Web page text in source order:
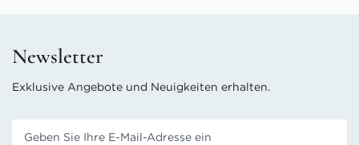
Newsletter
Exklusive Angebote und Neuigkeiten erhalten.